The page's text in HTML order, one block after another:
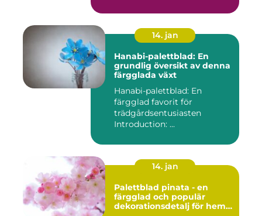
14. jan
Hanabi-palettblad: En
grundlig översikt av denna
färgglada växt
Hanabi-palettblad: En
färgglad favorit för
trädgårdsentusiasten
Introduction: ...
14. jan
Palettblad pinata - en
färgglad och populär
dekorationsdetalj för hem